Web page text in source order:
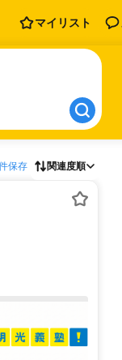
マイリスト
保存 関連度順